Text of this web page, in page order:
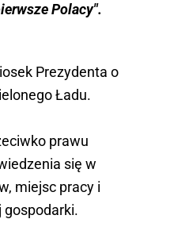
Polacy".
Prezydenta o
Ładu.
prawu
się w
miejsc pracy i
gospodarki.